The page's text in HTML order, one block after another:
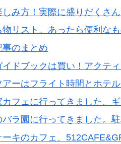
み方！実際に盛りだくさ
リスト。あったら便利な
事のまとめ
ドブックは買い！アクテ
ーはフライト時間とホテ
フェに行ってきました。ギ
ラ園に行ってきました。駐
キのカフェ、